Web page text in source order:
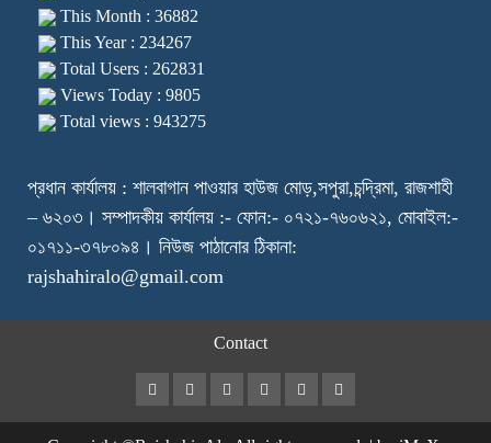
This Month : 36882
This Year : 234267
Total Users : 262831
Views Today : 9805
Total views : 943275
প্রধান কার্যালয় : শালবাগান পাওয়ার হাউজ মোড়,সপুরা,চন্দ্রিমা, রাজশাহী
– ৬২০৩। সম্পাদকীয় কার্যালয় :- ফোন:- ০৭২১-৭৬০৬২১, মোবাইল:-
০১৭১১-৩৭৮০৯৪। নিউজ পাঠানোর ঠিকানা:
rajshahiralo@gmail.com
Contact
Facebook
TwitterInstagram
Youtube
VK LinkedIn